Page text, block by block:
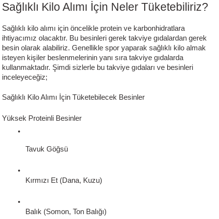
Sağlıklı Kilo Alımı İçin Neler Tüketebiliriz?
Sağlıklı kilo alımı için öncelikle protein ve karbonhidratlara
ihtiyacımız olacaktır. Bu besinleri gerek takviye gıdalardan gerek
besin olarak alabiliriz. Genellikle spor yaparak sağlıklı kilo almak
isteyen kişiler beslenmelerinin yanı sıra takviye gıdalarda
kullanmaktadır. Şimdi sizlerle bu takviye gıdaları ve besinleri
inceleyeceğiz;
Sağlıklı Kilo Alımı İçin Tüketebilecek Besinler
Yüksek Proteinli Besinler
Tavuk Göğsü
Kırmızı Et (Dana, Kuzu)
Balık (Somon, Ton Balığı)